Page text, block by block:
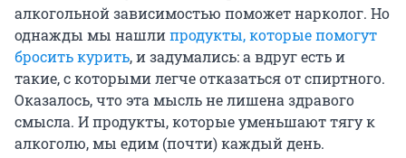
алкогольной зависимостью поможет нарколог. Но
однажды мы нашлипродукты, которые помогут
бросить курить, и задумались: а вдруг есть и
такие, с которыми легче отказаться от спиртного.
Оказалось, что эта мысль не лишена здравого
смысла. И продукты, которые уменьшают тягу к
алкоголю, мы едим (почти) каждый день.